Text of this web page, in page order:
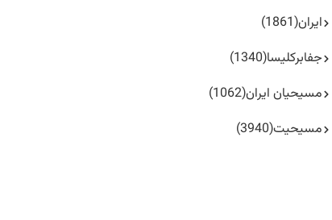
ایران(1861)
جفا‌بر‌کلیسا(1340)
مسیحیان ایران(1062)
مسیحیت(3940)